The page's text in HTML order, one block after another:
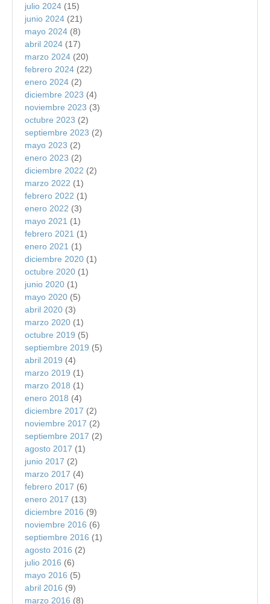
julio 2024 (15)
junio 2024 (21)
mayo 2024 (8)
abril 2024 (17)
marzo 2024 (20)
febrero 2024 (22)
enero 2024 (2)
diciembre 2023 (4)
noviembre 2023 (3)
octubre 2023 (2)
septiembre 2023 (2)
mayo 2023 (2)
enero 2023 (2)
diciembre 2022 (2)
marzo 2022 (1)
febrero 2022 (1)
enero 2022 (3)
mayo 2021 (1)
febrero 2021 (1)
enero 2021 (1)
diciembre 2020 (1)
octubre 2020 (1)
junio 2020 (1)
mayo 2020 (5)
abril 2020 (3)
marzo 2020 (1)
octubre 2019 (5)
septiembre 2019 (5)
abril 2019 (4)
marzo 2019 (1)
marzo 2018 (1)
enero 2018 (4)
diciembre 2017 (2)
noviembre 2017 (2)
septiembre 2017 (2)
agosto 2017 (1)
junio 2017 (2)
marzo 2017 (4)
febrero 2017 (6)
enero 2017 (13)
diciembre 2016 (9)
noviembre 2016 (6)
septiembre 2016 (1)
agosto 2016 (2)
julio 2016 (6)
mayo 2016 (5)
abril 2016 (9)
marzo 2016 (8)